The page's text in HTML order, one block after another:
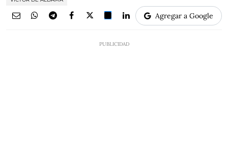
Agregar a Google